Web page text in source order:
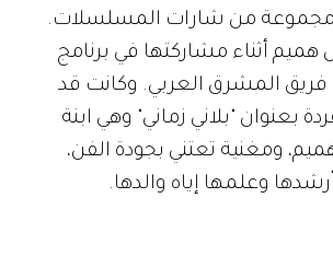
من شارات المسلسلات.
هميم أثناء مشاركتها في برنامج
المشرق العربي. وكانت قد
بعنوان "بلاني زماني" وهي ابنة
ومغنية تعتني بجودة الفن،
وعلمها إياه والدها.